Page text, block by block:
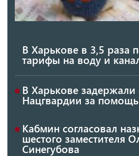
В Харькове в 3,5 раза
тарифы на воду и
В Харькове
Нацгвардии за
Кабмин согласовал
шестого заместителя
Синегубова